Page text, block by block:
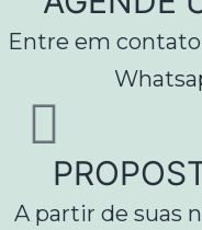
Entre em
A partir de suas